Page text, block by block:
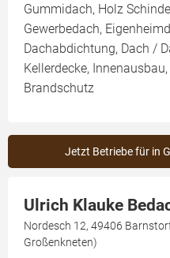
Gummidach, Holz
Gewerbedach,
Dachabdichtung, Dach /
Kellerdecke,
Brandschutz
Jetzt Betriebe für in
Ulrich Klauke
Nordesch 12, 49406
Großenkneten)